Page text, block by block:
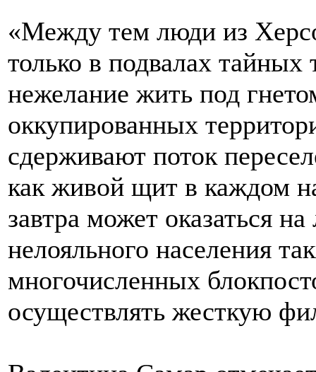
«Между тем люди из
только в подвалах
нежелание жить под
оккупированных
сдерживают поток
как живой щит в каждом
завтра может оказаться
нелояльного населения
многочисленных
осуществлять жесткую